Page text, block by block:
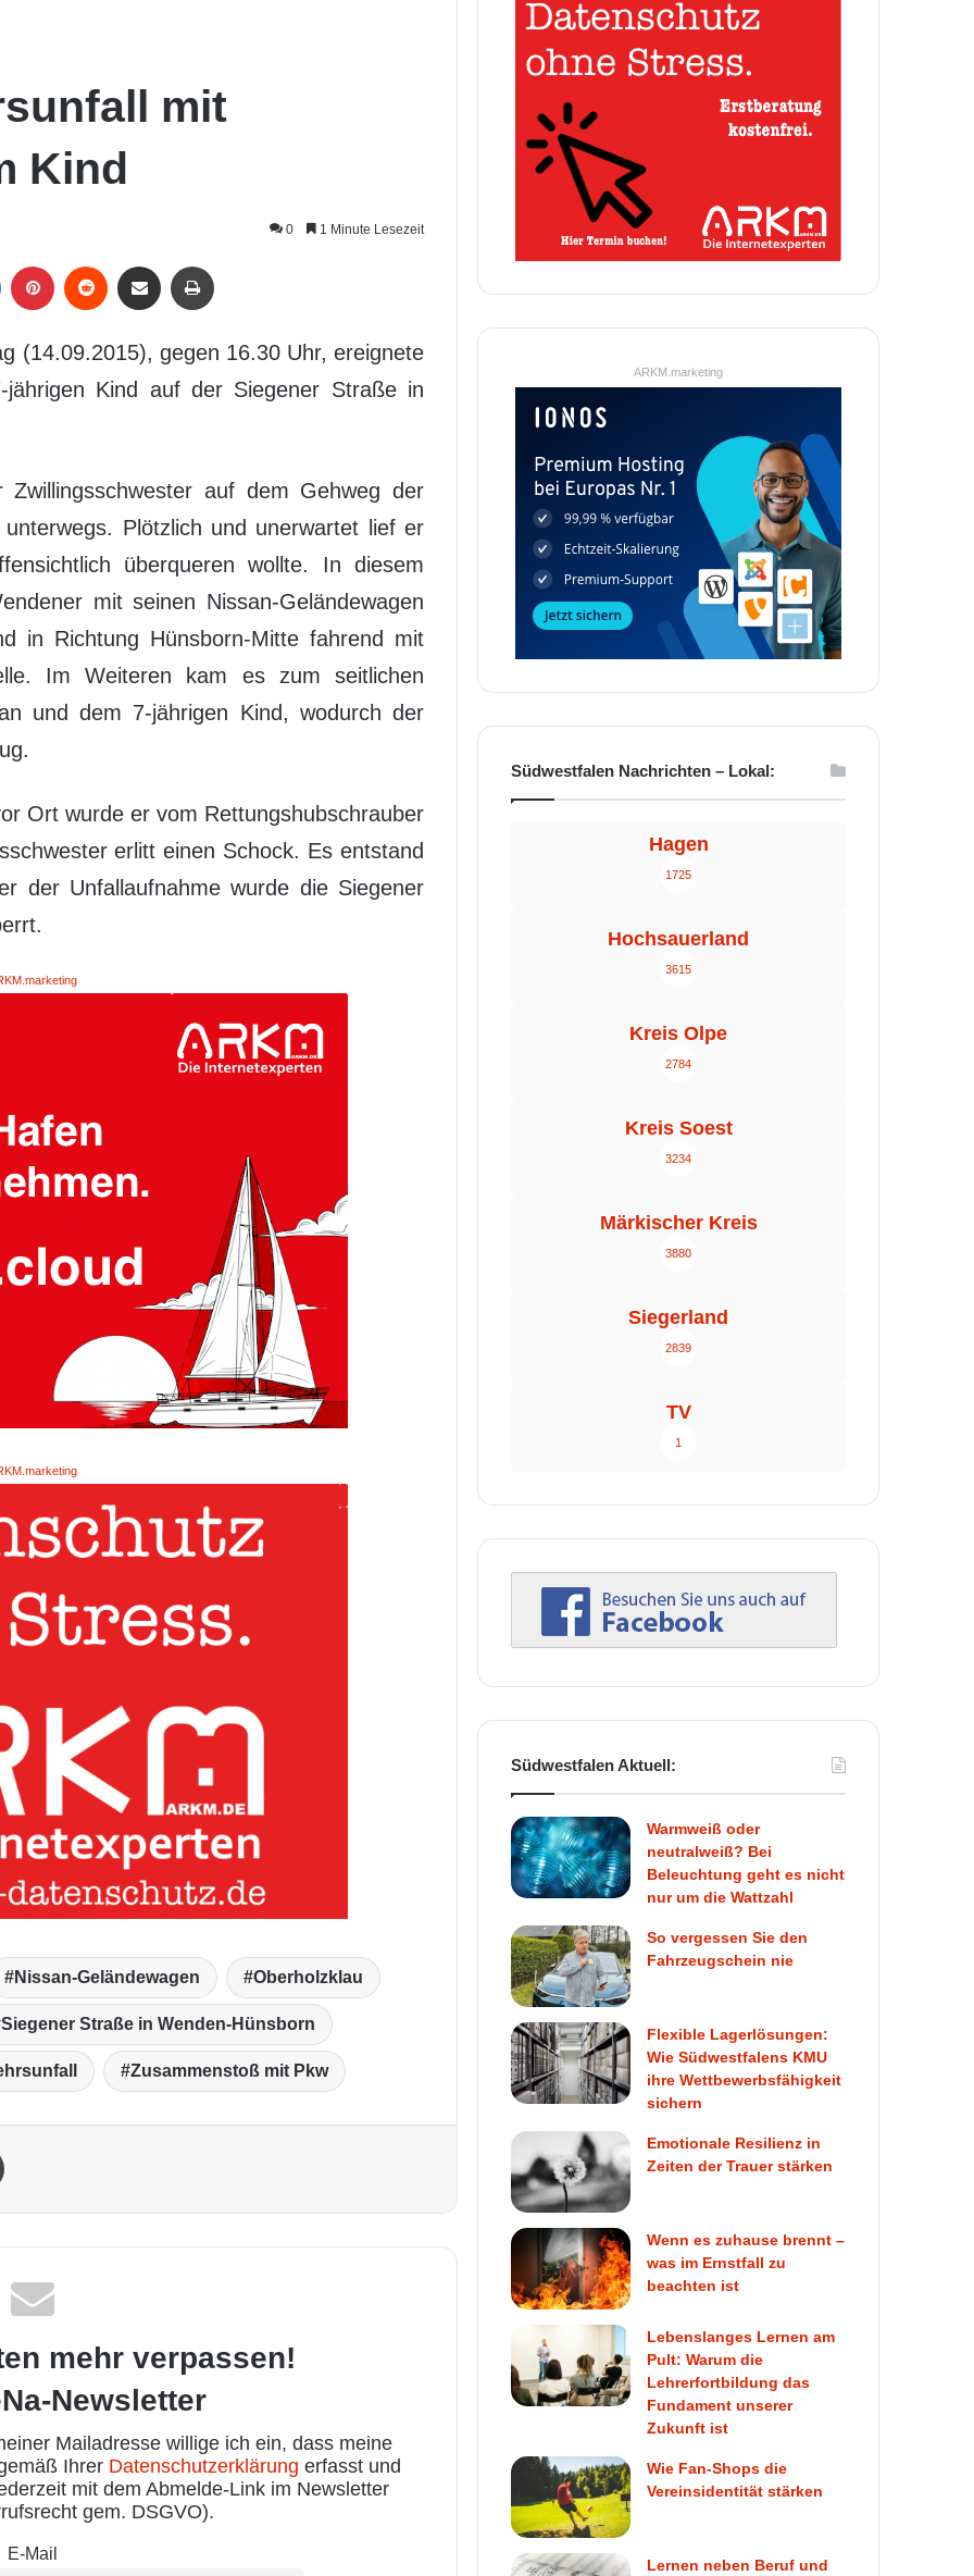
mit
Kind
0 1 Minute Lesezeit
(14.09.2015), gegen 16.30 Uhr, ereignete
Kind auf der Siegener Straße in
auf dem Gehweg der
Plötzlich und unerwartet lief er
überqueren wollte. In diesem
mit seinen Nissan-Geländewagen
in Richtung Hünsborn-Mitte fahrend mit
Im Weiteren kam es zum seitlichen
und dem 7-jährigen Kind, wodurch der
Ort wurde er vom Rettungshubschrauber
erlitt einen Schock. Es entstand
der Unfallaufnahme wurde die Siegener
Nissan-Geländewagen Oberholzklau
Siegener Straße in Wenden-Hünsborn
Zusammenstoß mit Pkw
mehr verpassen!
Newsletter
Mailadresse willige ich ein, dass meine
Ihrer Datenschutzerklärung erfasst und
mit dem Abmelde-Link im Newsletter
gem. DSGVO).
E-Mail
ARKM.marketing
Südwestfalen Nachrichten – Lokal:
Hagen
1725
Hochsauerland
3615
Kreis Olpe
2784
Kreis Soest
3234
Märkischer Kreis
3880
Siegerland
2839
TV
1
Südwestfalen Aktuell:
Warmweiß oder
neutralweiß? Bei
Beleuchtung geht es nicht
nur um die Wattzahl
So vergessen Sie den
Fahrzeugschein nie
Flexible Lagerlösungen:
Wie Südwestfalens KMU
ihre Wettbewerbsfähigkeit
sichern
Emotionale Resilienz in
Zeiten der Trauer stärken
Wenn es zuhause brennt –
was im Ernstfall zu
beachten ist
Lebenslanges Lernen am
Pult: Warum die
Lehrerfortbildung das
Fundament unserer
Zukunft ist
Wie Fan-Shops die
Vereinsidentität stärken
Lernen neben Beruf und